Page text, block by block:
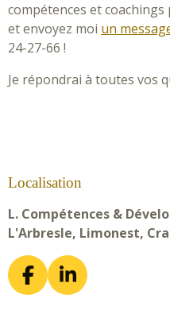
compétences et
et envoyez moi un
24-27-66 !
Je répondrai à toutes vos
Localisation
L. Compétences &
L'Arbresle, Limonest,
F
a
L
i